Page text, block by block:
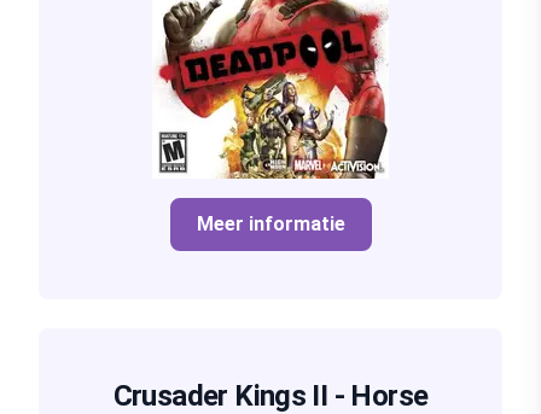
Meer informatie
Crusader Kings II - Horse